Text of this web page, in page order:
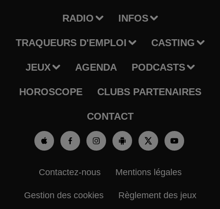
RADIO INFOS
TRAQUEURS D'EMPLOI CASTING
JEUX AGENDA PODCASTS
HOROSCOPE CLUBS PARTENAIRES
CONTACT
Contactez-nous Mentions légales
Gestion des cookies Règlement des jeux